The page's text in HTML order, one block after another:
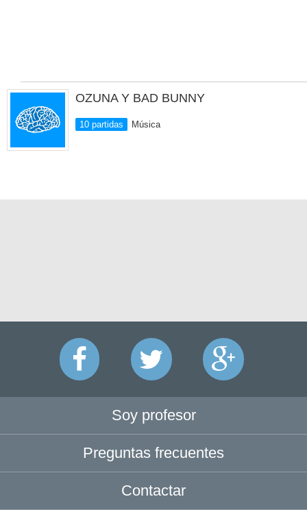
OZUNA Y BAD BUNNY
10 partidas Música
Soy profesor
Preguntas frecuentes
Contactar